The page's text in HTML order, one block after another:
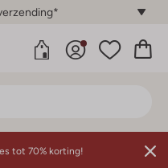
tot 70% korting!